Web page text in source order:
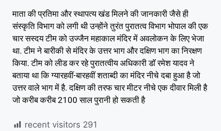
माता की प्रतिमा और स्थापत्य खंड मिलने की जानकारी जैसे ही
संस्कृति विभाग को लगी थी उन्होंने तुरंत पुरातत्व विभाग भोपाल की एक
चार सस्दय टीम को उज्जैन महाकाल मंदिर में अवलोकन के लिए भेजा
था. टीम ने बारीकी से मंदिर के उत्तर भाग और दक्षिण भाग का निरक्षण
किया. टीम को लीड कर रहे पुरातत्वीय अधिकारी डॉ रमेश यादव ने
बताया था कि ग्यारहवीं-बारहवीं शताब्दी का मंदिर नीचे दबा हुआ है जो
उत्तर वाले भाग में है. दक्षिण की तरफ चार मीटर नीचे एक दीवार मिली है
जो करीब करीब 2100 साल पुरानी हो सकती है
recent visitors 291